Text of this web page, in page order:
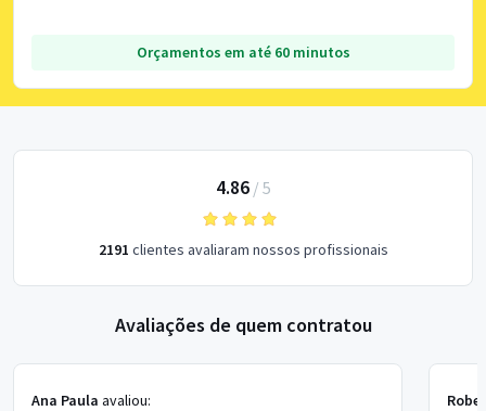
Orçamentos em até 60 minutos
4.86/ 5
2191 clientes avaliaram nossos profissionais
Avaliações de quem contratou
Ana Paula avaliou: